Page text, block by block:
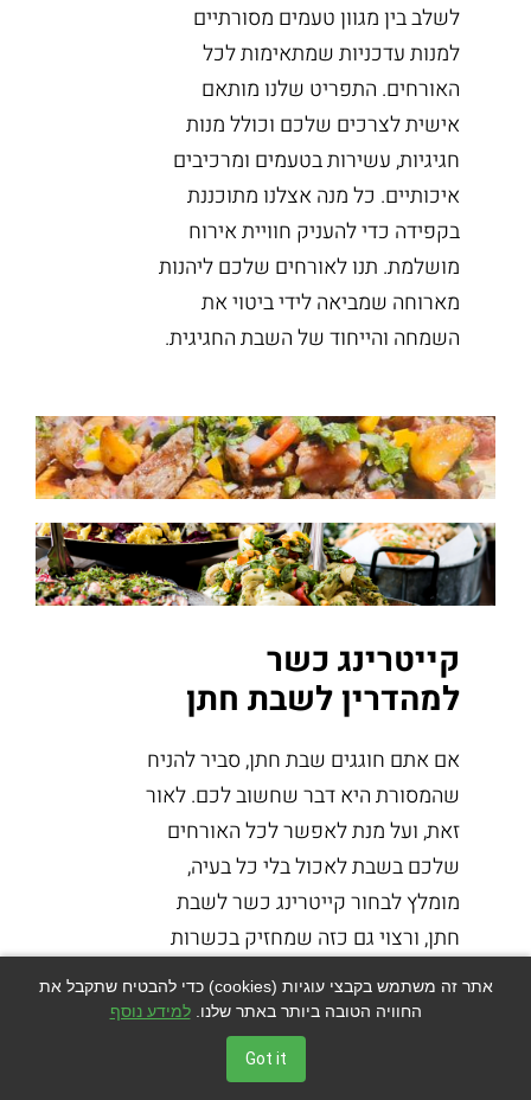
לשלב בין מגוון טעמים מסורתיים
למנות עדכניות שמתאימות לכל
האורחים. התפריט שלנו מותאם
אישית לצרכים שלכם וכולל מנות
חגיגיות, עשירות בטעמים ומרכיבים
איכותיים. כל מנה אצלנו מתוכננת
בקפידה כדי להעניק חוויית אירוח
מושלמת. תנו לאורחים שלכם ליהנות
מארוחה שמביאה לידי ביטוי את
השמחה והייחוד של השבת החגיגית.
קייטרינג כשר
למהדרין לשבת חתן
אם אתם חוגגים שבת חתן, סביר להניח
שהמסורת היא דבר שחשוב לכם. לאור
זאת, ועל מנת לאפשר לכל האורחים
שלכם בשבת לאכול בלי כל בעיה,
מומלץ לבחור קייטרינג כשר לשבת
חתן, ורצוי גם כזה שמחזיק בכשרות
מהודרת. כיום כשרות מהודרת לא
אמורה להוריד כהוא זה מהאיכות של
האוכל, והיא פשוט תאפשר לכולם
להנות מהאוכל שהזמנתם.
אתר זה משתמש בקבצי עוגיות (cookies) כדי להבטיח שתקבל את
החוויה הטובה ביותר באתר שלנו.למידע נוסף
Got it